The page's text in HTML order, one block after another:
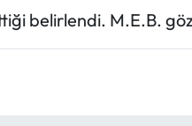
belirlendi. M.E.B.